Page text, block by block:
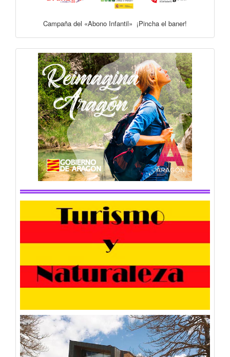
Campaña del «Abono Infantil» ¡Pincha el baner!